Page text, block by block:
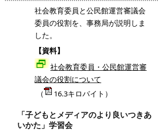
社会教育委員と公民館運営審議会
委員の役割を、事務局が説明しま
した。
【資料】
社会教育委員・公民館運営審
議会の役割について
（
16.3キロバイト）
「子どもとメディアのより良いつきあ
いかた」学習会